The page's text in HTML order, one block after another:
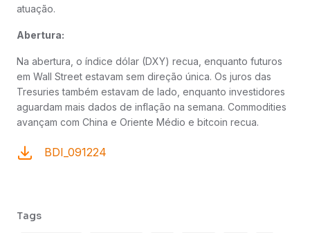
atuação.
Abertura:
Na abertura, o índice dólar (DXY) recua, enquanto futuros
em Wall Street estavam sem direção única. Os juros das
Tresuries também estavam de lado, enquanto investidores
aguardam mais dados de inflação na semana. Commodities
avançam com China e Oriente Médio e bitcoin recua.
BDI_091224
Tags